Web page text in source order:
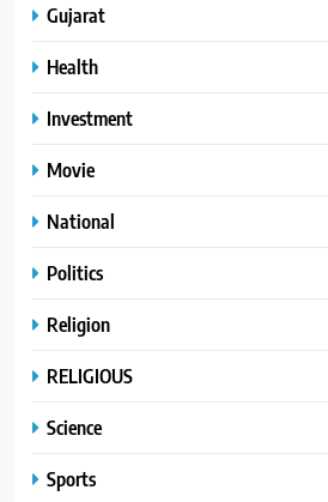
Gujarat
Health
Investment
Movie
National
Politics
Religion
RELIGIOUS
Science
Sports